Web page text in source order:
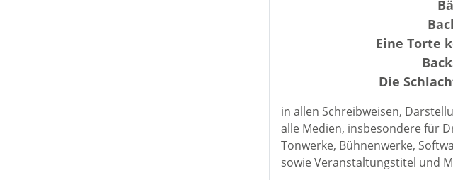
Eine Torte
Die
in allen Schreibweisen,
alle Medien, insbesondere für
Tonwerke, Bühnenwerke,
sowie Veranstaltungstitel und